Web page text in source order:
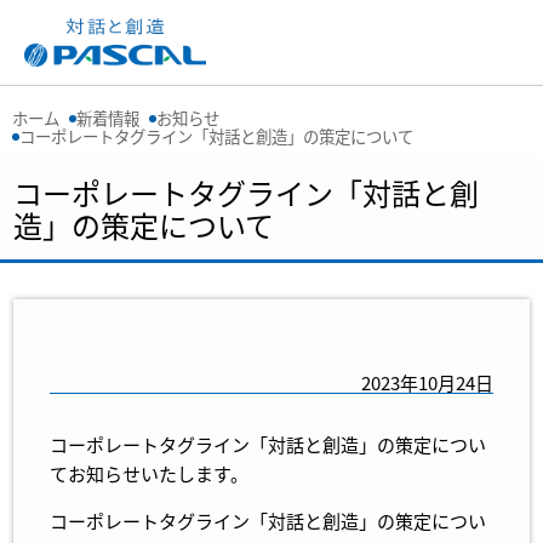
ホーム 新着情報 お知らせ
コーポレートタグライン「対話と創造」の策定について
コーポレートタグライン「対話と創
造」の策定について
2023年10月24日
コーポレートタグライン「対話と創造」の策定につい
てお知らせいたします。
コーポレートタグライン「対話と創造」の策定につい